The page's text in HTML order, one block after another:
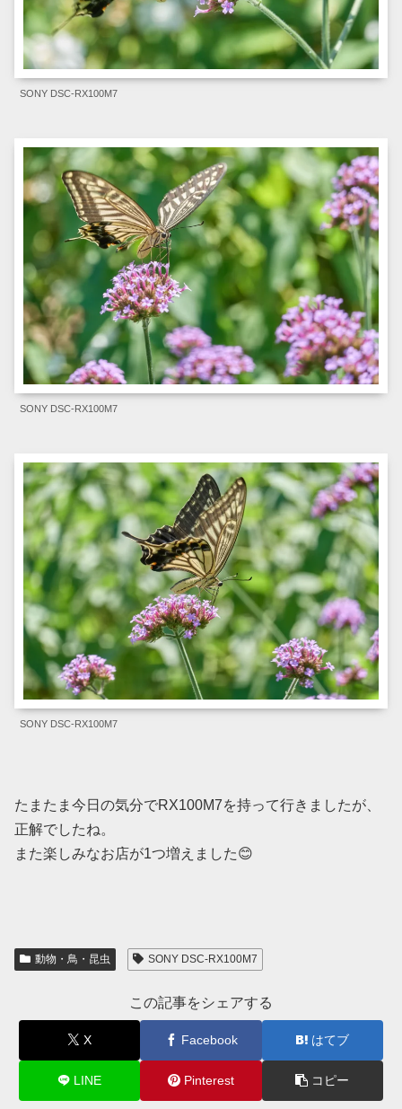
SONY DSC-RX100M7
SONY DSC-RX100M7
SONY DSC-RX100M7
たまたま今日の気分でRX100M7を持って行きましたが、
正解でしたね。
また楽しみなお店が1つ増えました😊
動物・鳥・昆虫 SONY DSC-RX100M7
この記事をシェアする
X Facebook はてブ
LINE Pinterest コピー